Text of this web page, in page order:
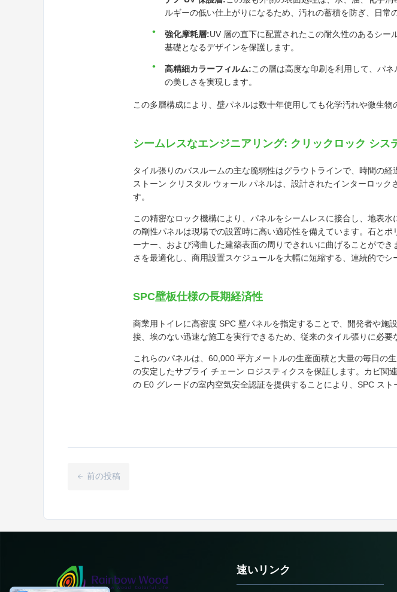
ルギーの低い仕上がりになるため、汚れの蓄積を防ぎ、日常
強化摩耗層:UV 層の直下に配置されたこの耐久性のあるシー
基礎となるデザインを保護します。
高精細カラーフィルム:この層は高度な印刷を利用して、パ
の美しさを実現します。
この多層構成により、壁パネルは数十年使用しても化学汚れや微生物
シームレスなエンジニアリング: クリックロック シス
タイル張りのバスルームの主な脆弱性はグラウトラインで、時間の
ストーン クリスタル ウォール パネルは、設計されたインターロッ
す。
この精密なロック機構により、パネルをシームレスに接合し、地表
の剛性パネルは現場での設置時に高い適応性を備えています。石と
ーナー、および湾曲した建築表面の周りできれいに曲げることがで
さを最適化し、商用設置スケジュールを大幅に短縮する、連続的で
SPC壁板仕様の長期経済性
商業用トイレに高密度 SPC 壁パネルを指定することで、開発者や施
接、埃のない迅速な施工を実行できるため、従来のタイル張りに必
これらのパネルは、60,000 平方メートルの生産面積と大量の毎日の
の安定したサプライ チェーン ロジスティクスを保証します。カビ関
の E0 グレードの室内空気安全認証を提供することにより、SPC ス
前の投稿
速いリンク